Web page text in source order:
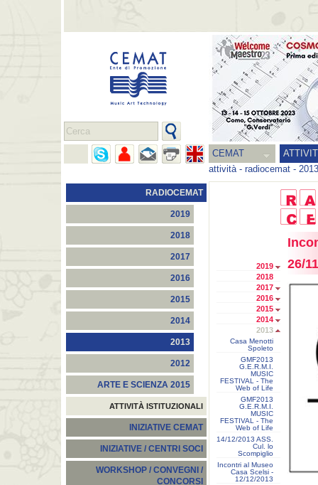
CEMAT
attività- radiocemat - 2013
RADIOCEMAT
2019
2018
2017
2016
2015
2014
2013
2012
ARTE E SCIENZA 2015
ATTIVITÀ ISTITUZIONALI
INIZIATIVE CEMAT
INIZIATIVE / CENTRI SOCI
WORKSHOP / CONVEGNI /
CONCORSI
2019
2018
2017
2016
2015
2014
2013
Casa Menotti
Spoleto
GMF2013
G.E.R.M.I.
MUSIC
FESTIVAL - The
Web of Life
GMF2013
G.E.R.M.I.
MUSIC
FESTIVAL - The
Web of Life
14/12/2013 ASS.
Cul. lo
Scompiglio
Incontri al Museo
Casa Scelsi -
12/12/2013
26/